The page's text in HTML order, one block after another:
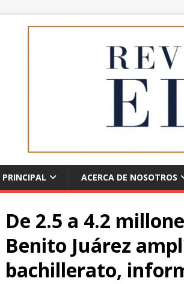
PRINCIPAL ACERCA DE NOSOTROS
De 2.5 a 4.2
Benito Juárez
bachillerato,